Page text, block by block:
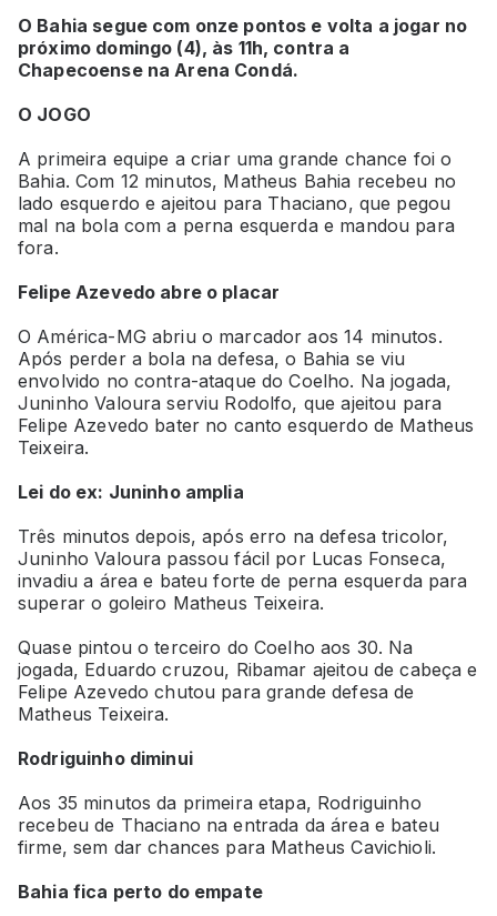
O Bahia segue com onze pontos e volta a jogar no
próximo domingo (4), às 11h, contra a
Chapecoense na Arena Condá.
O JOGO
A primeira equipe a criar uma grande chance foi o
Bahia. Com 12 minutos, Matheus Bahia recebeu no
lado esquerdo e ajeitou para Thaciano, que pegou
mal na bola com a perna esquerda e mandou para
fora.
Felipe Azevedo abre o placar
O América-MG abriu o marcador aos 14 minutos.
Após perder a bola na defesa, o Bahia se viu
envolvido no contra-ataque do Coelho. Na jogada,
Juninho Valoura serviu Rodolfo, que ajeitou para
Felipe Azevedo bater no canto esquerdo de Matheus
Teixeira.
Lei do ex: Juninho amplia
Três minutos depois, após erro na defesa tricolor,
Juninho Valoura passou fácil por Lucas Fonseca,
invadiu a área e bateu forte de perna esquerda para
superar o goleiro Matheus Teixeira.
Quase pintou o terceiro do Coelho aos 30. Na
jogada, Eduardo cruzou, Ribamar ajeitou de cabeça e
Felipe Azevedo chutou para grande defesa de
Matheus Teixeira.
Rodriguinho diminui
Aos 35 minutos da primeira etapa, Rodriguinho
recebeu de Thaciano na entrada da área e bateu
firme, sem dar chances para Matheus Cavichioli.
Bahia fica perto do empate